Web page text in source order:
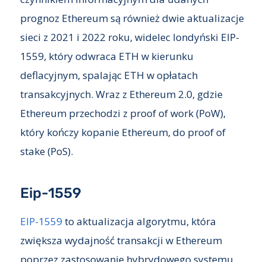
prognoz Ethereum są również dwie aktualizacje
sieci z 2021 i 2022 roku, widelec londyński EIP-
1559, który odwraca ETH w kierunku
deflacyjnym, spalając ETH w opłatach
transakcyjnych. Wraz z Ethereum 2.0, gdzie
Ethereum przechodzi z proof of work (PoW),
który kończy kopanie Ethereum, do proof of
stake (PoS).
Eip-1559
EIP-1559 to aktualizacja algorytmu, która
zwiększa wydajność transakcji w Ethereum